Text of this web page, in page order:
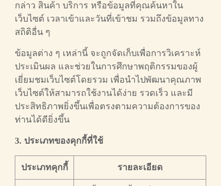
กล่าว สินค้า บริการ หรือข้อมูลที่คุณค้นหาใน
เว็บไซต์ เวลาเข้าและวันที่เข้าชม รวมถึงข้อมูลทาง
สถิติอื่น ๆ
ข้อมูลต่าง ๆ เหล่านี้ จะถูกจัดเก็บเพื่อการวิเคราะห์
ประเมินผล และช่วยในการศึกษาพฤติกรรมของผู้
เยี่ยมชมเว็บไซต์โดยรวม เพื่อนำไปพัฒนาคุณภาพ
เว็บไซต์ให้สามารถใช้งานได้ง่าย รวดเร็ว และมี
ประสิทธิภาพยิ่งขึ้นเพื่อตรงตามความต้องการของ
ท่านได้ดียิ่งขึ้น
3. ประเภทของคุกกี้ที่ใช้
ประเภทคุกกี้ รายละเอียด